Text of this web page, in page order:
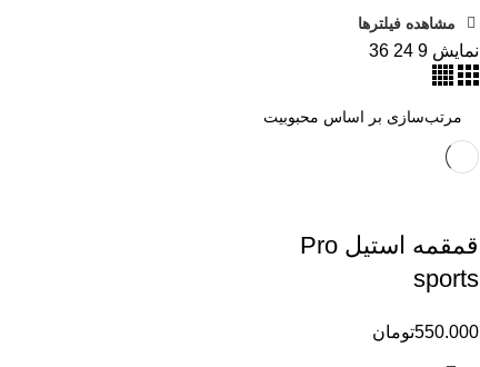
مشاهده فیلترها
نمایش9
24
36
قمقمه استیل Pro
sports
تومان550.000